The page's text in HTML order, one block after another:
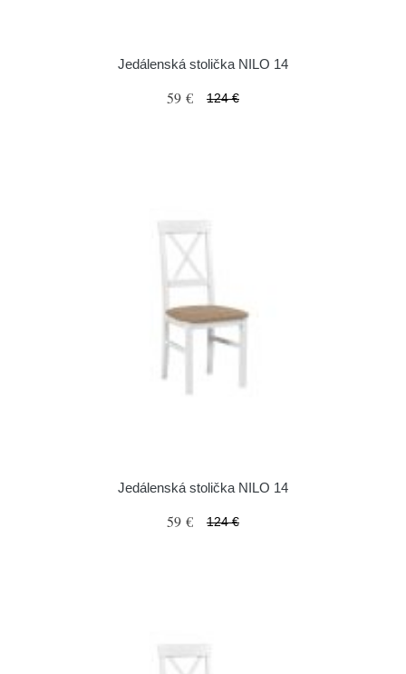
Jedálenská stolička NILO 14
59 € 124 €
Jedálenská stolička NILO 14
59 € 124 €